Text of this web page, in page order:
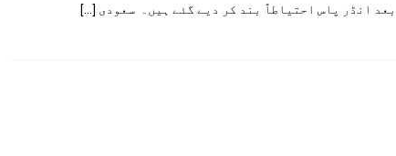
بعد انڈر پاس احتیاطاً بند کر دیے گئے ہیں۔ سعودی […]